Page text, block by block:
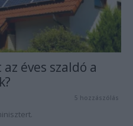
éves szaldó a
5 hozzászólás